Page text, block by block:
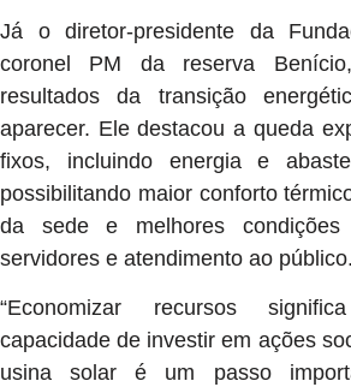
Já o diretor-presidente da
coronel PM da reserva
resultados da transição
aparecer. Ele destacou a queda
fixos, incluindo energia e
possibilitando maior conforto
da sede e melhores
servidores e atendimento ao público.
“Economizar recursos
capacidade de investir em ações
usina solar é um passo